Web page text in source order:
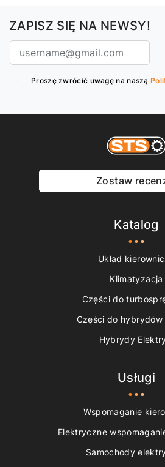
ZAPISZ SIĘ NA NEWSY!
Proszę zwrócić uwagę na naszą
Zostaw
Katalog
Układ
Klimatyzacja
Części do
Części do hybrydów
Hybrydy
Usługi
Wspomaganie
Elektryczne
Samochody